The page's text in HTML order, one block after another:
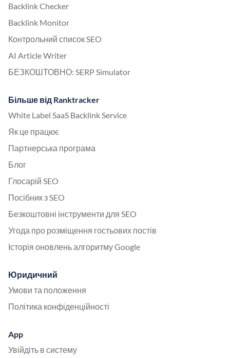
Backlink Checker
Backlink Monitor
Контрольний список SEO
AI Article Writer
БЕЗКОШТОВНО: SERP Simulator
Більше від Ranktracker
White Label SaaS Backlink Service
Як це працює
Партнерська програма
Блог
Глосарій SEO
Посібник з SEO
Безкоштовні інструменти для SEO
Угода про розміщення гостьових постів
Історія оновлень алгоритму Google
Юридичний
Умови та положення
Політика конфіденційності
App
Увійдіть в систему